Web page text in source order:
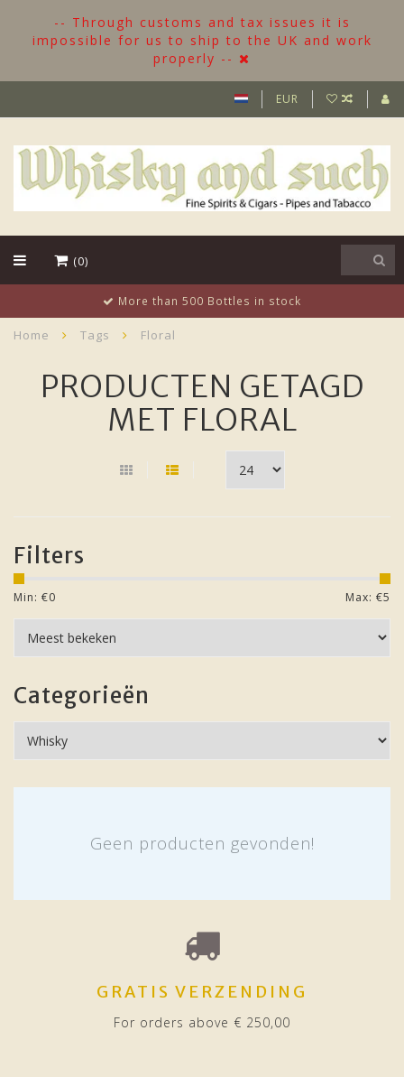
-- Through customs and tax issues it is
impossible for us to ship to the UK and work
properly --
EUR
(0)
More than 500 Bottles in stock
Home Tags Floral
PRODUCTEN GETAGD
MET FLORAL
Filters
Min: €0 Max: €5
Categorieën
Geen producten gevonden!
GRATIS VERZENDING
For orders above € 250,00